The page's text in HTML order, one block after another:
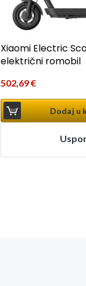
Xiaomi Electric
električni romobil
502,69€
Dodaj u